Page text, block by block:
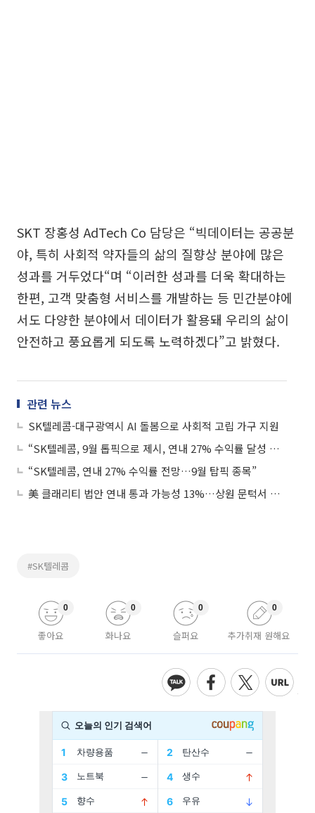
SKT 장홍성 AdTech Co 담당은 “빅데이터는 공공분
야, 특히 사회적 약자들의 삶의 질향상 분야에 많은
성과를 거두었다“며 “이러한 성과를 더욱 확대하는
한편, 고객 맞춤형 서비스를 개발하는 등 민간분야에
서도 다양한 분야에서 데이터가 활용돼 우리의 삶이
안전하고 풍요롭게 되도록 노력하겠다”고 밝혔다.
관련 뉴스
SK텔레콤-대구광역시 AI 돌봄으로 사회적 고립 가구 지원
“SK텔레콤, 9월 톱픽으로 제시, 연내 27% 수익률 달성 예상”
“SK텔레콤, 연내 27% 수익률 전망…9월 탑픽 종목”
美 클래리티 법안 연내 통과 가능성 13%…상원 문턱서 제동
#SK텔레콤
좋아요
0
화나요
0
슬퍼요
0
추가취재 원해요
0